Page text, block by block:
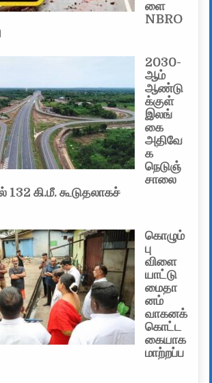
ளை
NBRO
2030-
ஆம்
ஆண்டு
க்குள்
இலங்
கை
அதிவே
க
நெடுஞ்
சாலை
கி.மீ. கூடுதலாகச்
கொழும்
பு
விளை
யாட்டு
மைதா
னம்
வாகனக்
கொட்ட
கையாக
மாற்றப்ப